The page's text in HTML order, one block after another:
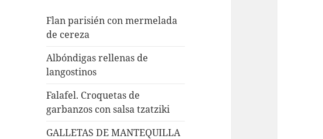
Flan parisién con mermelada
de cereza
Albóndigas rellenas de
langostinos
Falafel. Croquetas de
garbanzos con salsa tzatziki
GALLETAS DE MANTEQUILLA